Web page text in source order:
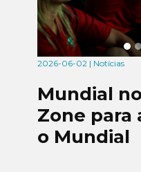
2026-06-02 | Notícias
Mundial
Zone para
o Mundial